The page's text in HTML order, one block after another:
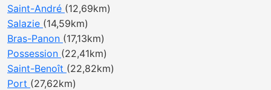
Saint-André (12,69km)
Salazie (14,59km)
Bras-Panon (17,13km)
Possession (22,41km)
Saint-Benoît (22,82km)
Port (27,62km)